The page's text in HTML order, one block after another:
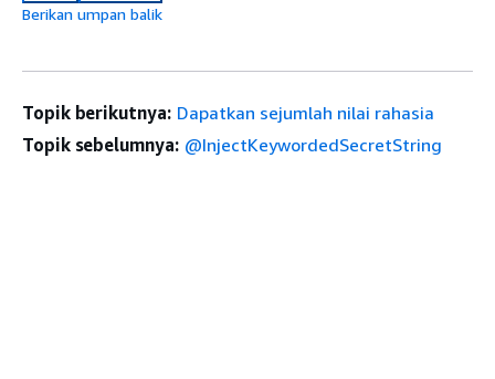
Berikan umpan balik
Topik berikutnya: Dapatkan sejumlah nilai rahasia
Topik sebelumnya: @InjectKeywordedSecretString